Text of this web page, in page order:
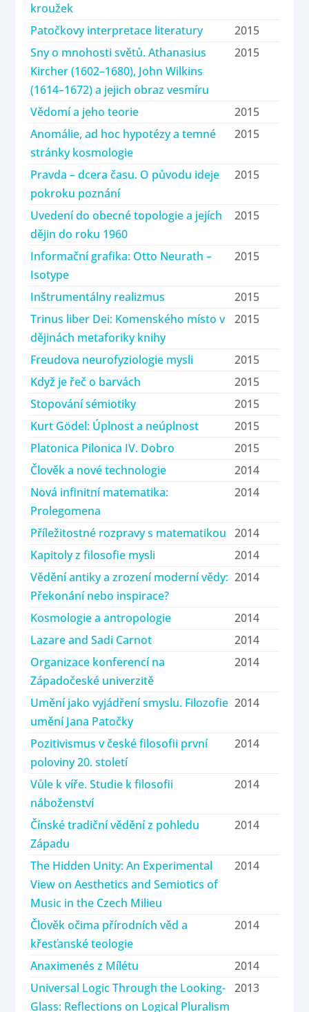
kroužek
Patočkovy interpretace literatury
2015
Sny o mnohosti světů. Athanasius
Kircher (1602–1680), John Wilkins
(1614–1672) a jejich obraz vesmíru
2015
Vědomí a jeho teorie
2015
Anomálie, ad hoc hypotézy a temné
stránky kosmologie
2015
Pravda – dcera času. O původu ideje
pokroku poznání
2015
Uvedení do obecné topologie a jejích
dějin do roku 1960
2015
Informační grafika: Otto Neurath –
Isotype
2015
Inštrumentálny realizmus
2015
Trinus liber Dei: Komenského místo v
dějinách metaforiky knihy
2015
Freudova neurofyziologie mysli
2015
Když je řeč o barvách
2015
Stopování sémiotiky
2015
Kurt Gödel: Úplnost a neúplnost
2015
Platonica Pilonica IV. Dobro
2015
Člověk a nové technologie
2014
Nová infinitní matematika:
Prolegomena
2014
Příležitostné rozpravy s matematikou
2014
Kapitoly z filosofie mysli
2014
Vědění antiky a zrození moderní vědy:
Překonání nebo inspirace?
2014
Kosmologie a antropologie
2014
Lazare and Sadi Carnot
2014
Organizace konferencí na
Západočeské univerzitě
2014
Umění jako vyjádření smyslu. Filozofie
umění Jana Patočky
2014
Pozitivismus v české filosofii první
poloviny 20. století
2014
Vůle k víře. Studie k filosofii
náboženství
2014
Čínské tradiční vědění z pohledu
Západu
2014
The Hidden Unity: An Experimental
View on Aesthetics and Semiotics of
Music in the Czech Milieu
2014
Člověk očima přírodních věd a
křesťanské teologie
2014
Anaximenés z Mílétu
2014
Universal Logic Through the Looking-
Glass: Reflections on Logical Pluralism
2013